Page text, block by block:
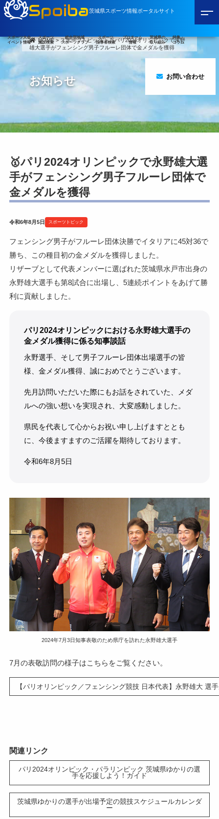
Spoiba茨城県スポーツ情報ポータルサイト
スポーツ大会
イベント情報
スポーツ
施設検索
総合型地域
スポーツクラブ
スポーツ
指導者検索
プロチーム
情報
茨城県の
取り組み
特集・
コラム
お問い合わせ
HOME>スポーツトピック>🥇パリ2024オリンピックで永野
雄大選手がフェンシング男子フルーレ団体で金メダルを獲得
お知らせ
🥇パリ2024オリンピックで永野雄大選
手がフェンシング男子フルーレ団体で
金メダルを獲得
令和6年8月5日 スポーツトピック
フェンシング男子がフルーレ団体決勝でイタリアに45対36で
勝ち、この種目初の金メダルを獲得しました。
リザーブとして代表メンバーに選ばれた茨城県水戸市出身の
永野雄大選手も第8試合に出場し、5連続ポイントをあげて勝
利に貢献しました。
パリ2024オリンピックにおける永野雄大選手の
金メダル獲得に係る知事談話
永野選手、そして男子フルーレ団体出場選手の皆
様、金メダル獲得、誠におめでとうございます。
先月訪問いただいた際にもお話をされていた、メダ
ルへの強い想いを実現され、大変感動しました。
県民を代表して心からお祝い申し上げますととも
に、今後ますますのご活躍を期待しております。
令和6年8月5日
2024年7月3日知事表敬のため県庁を訪れた永野雄大選手
7月の表敬訪問の様子はこちらをご覧ください。
【パリオリンピック／フェンシング競技 日本代表】永野雄大 選
関連リンク
パリ2024オリンピック・パラリンピック 茨城県ゆかりの選
手を応援しよう！ガイド
茨城県ゆかりの選手が出場予定の競技スケジュールカレンダ
ー